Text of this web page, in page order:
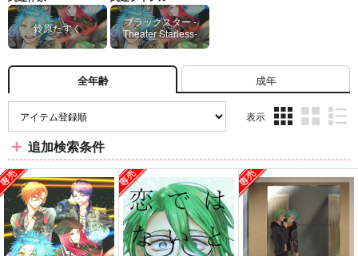
鈴原たすく
ブラックスター -
Theater Starless-
全年齢 成年
表示
ム
表
示
ム
表
示
ム
表
示
追加検索条件